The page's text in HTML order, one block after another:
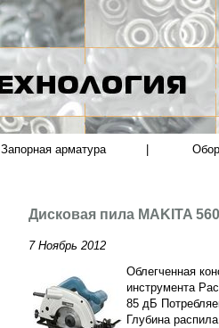
Запорная арматура
Дисковая пила MAKITA
7 Ноябрь 2012
Облегченная
инструмента
85 дБ
Глубина